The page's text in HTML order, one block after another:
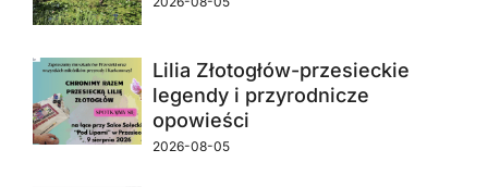
Lilia Złotogłów-przesieckie
legendy i przyrodnicze
opowieści
2026-08-05